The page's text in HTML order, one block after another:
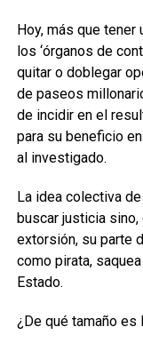
Hoy, más que
los ‘órganos de
quitar o doblegar
de paseos
de incidir en el
para su beneficio
al investigado.
La idea colectiva
buscar justicia sino,
extorsión, su parte
como pirata,
Estado.
¿De qué tamaño es